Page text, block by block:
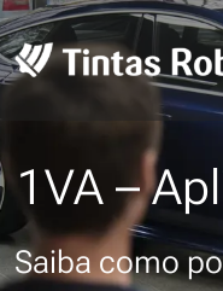
1VA –
Saiba como